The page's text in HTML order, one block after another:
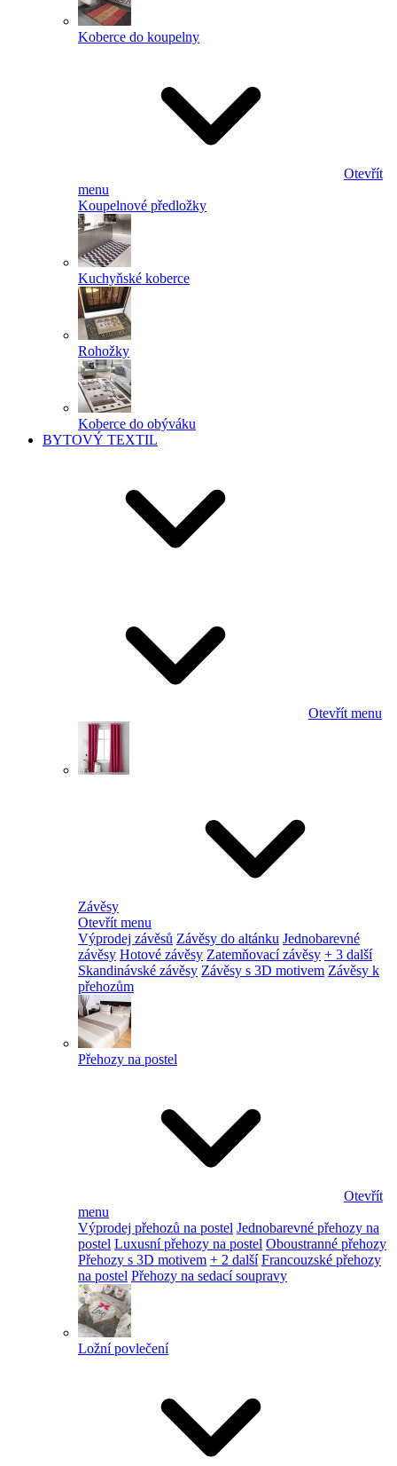
Koberce do koupelny
Otevřít
menu
Koupelnové předložky
Kuchyňské koberce
Rohožky
Koberce do obýváku
BYTOVÝ TEXTIL
Otevřít menu
Závěsy
Otevřít menu
Výprodej závěsů Závěsy do altánku Jednobarevné
závěsy Hotové závěsy Zatemňovací závěsy + 3 další
Skandinávské závěsy Závěsy s 3D motivem Závěsy k
přehozům
Přehozy na postel
Otevřít
menu
Výprodej přehozů na postel Jednobarevné přehozy na
postel Luxusní přehozy na postel Oboustranné přehozy
Přehozy s 3D motivem + 2 další Francouzské přehozy
na postel Přehozy na sedací soupravy
Ložní povlečení